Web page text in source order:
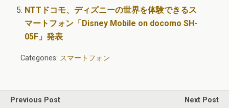
NTTドコモ、ディズニーの世界を体験できるス
マートフォン「Disney Mobile on docomo SH-
05F」発表
Categories: スマートフォン
Previous Post
Next Post